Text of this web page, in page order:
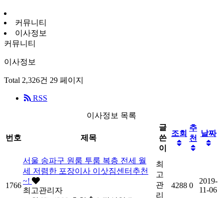
커뮤니티
이사정보
커뮤니티
이사정보
Total 2,326건 29 페이지
RSS
이사정보 목록
번호 제목
글
쓴
이
조회
추
천
날짜
1766
서울 송파구 원룸 투룸 복층 전세 월
세 저렴한 포장이사 이삿짐센터추천
~!
최고관리자
최
고
관
리
4288 0
2019-
11-06